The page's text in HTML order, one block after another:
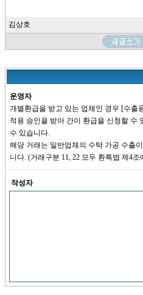
김상호
운영자
개별환급을 받고 있는 업체인 경우 [수출
적용 승인을 받아 간이 환급을 신청할 수
수 있습니다.
해당 거래는 일반업체의 수탁 가공 수출
니다. (거래구분 11, 22 모두 환특법 제4